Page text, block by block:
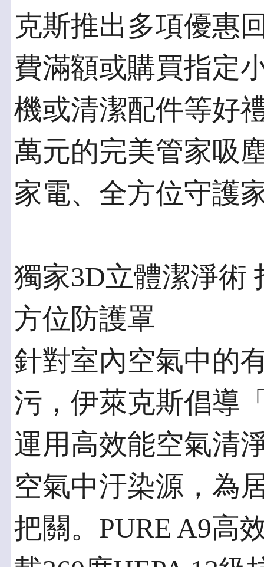
克斯推出多項優惠
費滿額或購買指定
機或清潔配件等好
萬元的完美管家吸
家電、全方位守護
獨家3D立體潔淨術
方位防護罩
針對室內空氣中的
污，伊萊克斯倡導
運用高效能空氣清
空氣中汙染源，為
把關。PURE A9高